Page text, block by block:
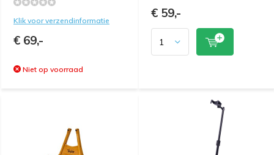
Klik voor verzendinformatie
€ 69,-
Niet op voorraad
€ 59,-